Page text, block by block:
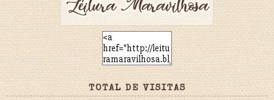
TOTAL DE VISITAS